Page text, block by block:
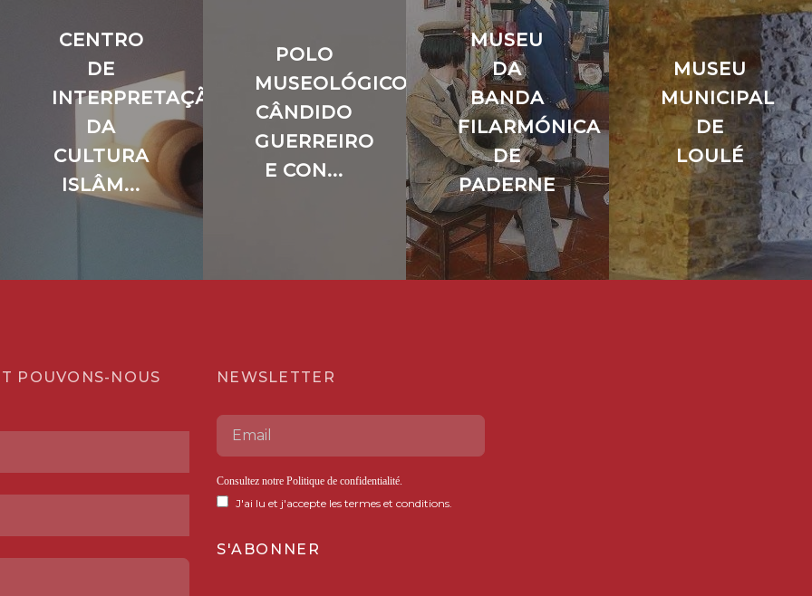
CENTRO
DE
INTERPRETAÇÃO
DA
CULTURA
ISLÂM...
POLO
MUSEOLÓGICO
CÂNDIDO
GUERREIRO
E CON...
MUSEU
DA
BANDA
FILARMÓNICA
DE
PADERNE
MUSEU
MUNICIPAL
DE
LOULÉ
POUVONS-NOUS NEWSLETTER
Consultez notre Politique de confidentialité
J'ai lu et j'accepte les termes et conditions.